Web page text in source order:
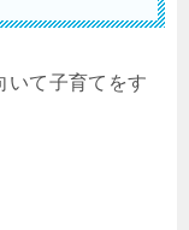
いて子育てをす